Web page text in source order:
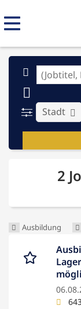
Stadt
2
Ausbildung